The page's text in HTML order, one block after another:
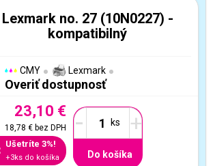
Lexmark no. 27 (10N0227) -
kompatibilný
CMY Lexmark
Overiť dostupnosť
23,10 €
18,78 €bez DPH
Ušetríte 3%!
+3ks do košíka
- +
Do košíka